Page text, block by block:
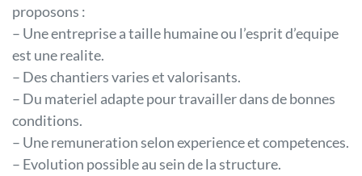
proposons :
– Une entreprise a taille humaine ou l’esprit d’equipe
est une realite.
– Des chantiers varies et valorisants.
– Du materiel adapte pour travailler dans de bonnes
conditions.
– Une remuneration selon experience et competences.
– Evolution possible au sein de la structure.